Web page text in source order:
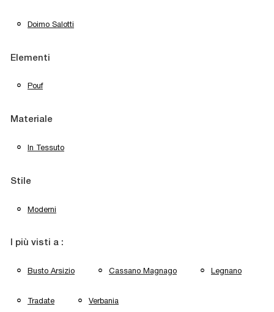
Doimo Salotti
Elementi
Pouf
Materiale
In Tessuto
Stile
Moderni
I più visti a :
Busto Arsizio Cassano Magnago Legnano
Tradate Verbania